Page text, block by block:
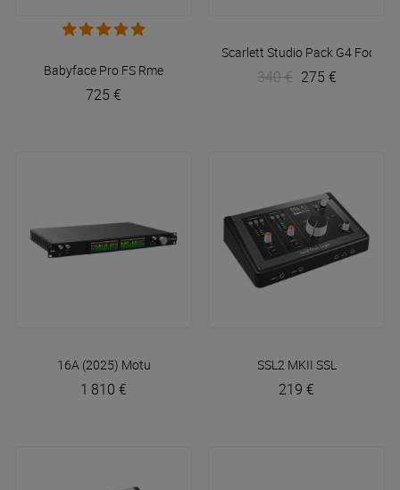
Babyface Pro FS Rme
725 €
Scarlett Studio Pack G4
340 € 275 €
16A (2025) Motu
1 810 €
SSL2 MKII SSL
219 €